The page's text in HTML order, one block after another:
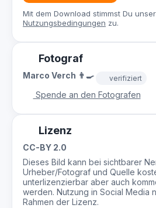
Mit dem Download stimmst Du
Nutzungsbedingungen zu.
Fotograf
Marco Verch 👨‍🍳 verifiziert
Spende an den Fotografen
Lizenz
CC-BY 2.0
Dieses Bild kann bei sichtbarer
Urheber/Fotograf und Quelle
unterlizenzierbar aber auch
werden. Nutzung in Social Media
Rahmen der Lizenz.